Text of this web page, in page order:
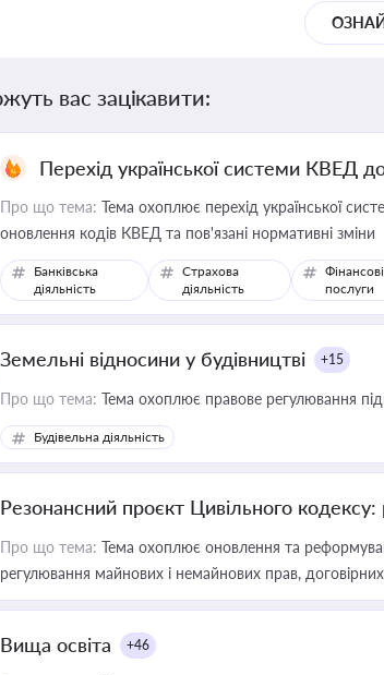
вас зацікавити:
Перехід української системи КВЕД
Про що тема: Тема охоплює перехід української
оновлення кодів КВЕД та пов'язані нормативні зміни
Банківська
діяльність
Страхова
діяльність
Фінансові
послуги
Земельні відносини у будівництві +15
Про що тема: Тема охоплює правове регулювання
Будівельна діяльність
Резонансний проєкт Цивільного кодексу:
Про що тема: Тема охоплює оновлення та
регулювання майнових і немайнових прав,
Вища освіта +46